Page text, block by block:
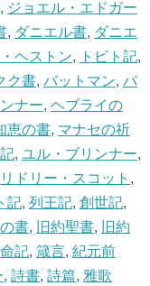
, ジョエル・エドガー
, ダニエル書, ダニエ
ヘストン, トビト記,
ク書, バットマン, バ
ナー, ヘブライの
恵の書, マナセの祈
, ユル・ブリンナー,
リドリー・スコット ,
記, 列王記, 創世記,
書, 旧約聖書,
旧約
記, 箴言, 紀元前
, 詩書, 詩篇, 雅歌